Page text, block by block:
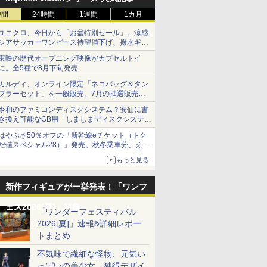
24時間 1週間 1カ月
ニクロ、今日から「お盆特別セール」。涼感
アサッカーワンピース待望値下げ、撥水ギア
ョーツは1990円に
映の歴代オープニング映像がカプセルトイ
。全5種で8月下旬発売
ルディ、オンライン限定「ネコバッグ＆タン
ラーセット」を一般販売。7月の抽選販売の
選無効分
和のファミコンディスクシステム？安価に書
換え可能なGB用「しましまディスクシステ
」
やぶさ50％オフの「新幹線eチケット（トク
値スペシャル28）」発売。秋冬乗車分、えき
もっと見る
新作フィギュアが一挙発表！「ワンフ
ェス2026[夏]」特集「ワンダーフェスティバル
2026[夏]」速報&詳細レポー
トまとめ
不気味で繊細な怪物、元気い